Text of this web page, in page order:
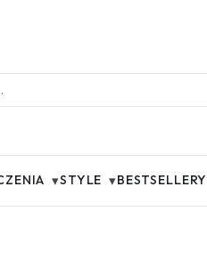
▾STYLE ▾BESTSELLERY